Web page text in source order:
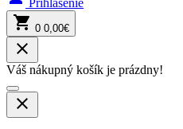
shopping_cart 0 0,00€
close
Váš nákupný košík je prázdny!
close